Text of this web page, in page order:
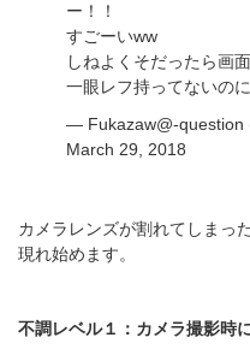
ー！！
すごーいww
しねよくそだったら画
一眼レフ持ってないの
— Fukazaw@-question
March 29, 2018
カメラレンズが割れてしまっ
現れ始めます。
不調レベル１：カメラ撮影時